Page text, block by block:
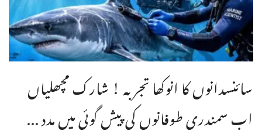
سائنسدانوں کا انوکھا تجربہ ! شارک مچھلیاں
اب سمندری طوفانوں کی پیش گوئی میں مدد ...